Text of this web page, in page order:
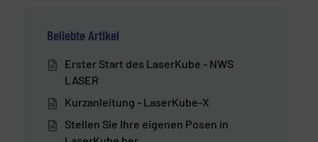
Beliebte Artikel
Erster Start des LaserKube - NWS
LASER
Kurzanleitung - LaserKube-X
Stellen Sie Ihre eigenen Posen in